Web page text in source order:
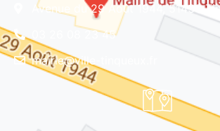
Avenue du 29 Août 1944, 51430
03 26 08 23 45
mairie@ville-tinqueux.fr